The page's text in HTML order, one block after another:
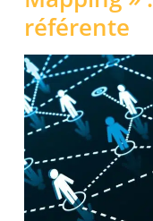
référente